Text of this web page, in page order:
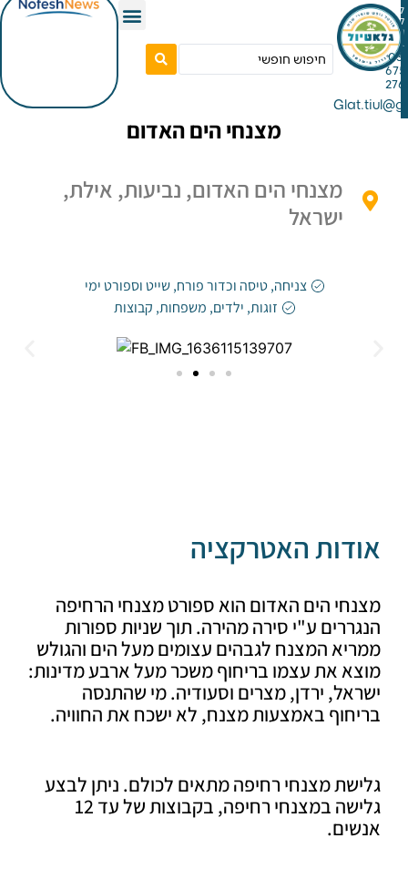
מצנחי הים האדום
מצנחי הים האדום, נביעות, אילת,
ישראל
צניחה, טיסה וכדור פורח,שייט וספורט ימי
ילדים,משפחות,קבוצות
האטרקציה
הים האדום הוא ספורט מצנחי הרחיפה
ע"י סירה מהירה. תוך שניות ספורות
המצנח לגבהים עצומים מעל הים והגולש
את עצמו בריחוף משכר מעל ארבע מדינות:
ירדן, מצרים וסעודיה. מי שהתנסה
באמצעות מצנח, לא ישכח את החוויה.
מצנחי רחיפה מתאים לכולם. ניתן לבצע
גלישה במצנחי רחיפה, בקבוצות של עד 12